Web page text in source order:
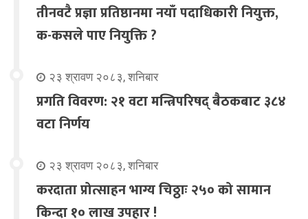
तीनवटै प्रज्ञा प्रतिष्ठानमा नयाँ पदाधिकारी नियुक्त,
क-कसले पाए नियुक्ति ?
२३ श्रावण २०८३, शनिबार
प्रगति विवरण: २१ वटा मन्त्रिपरिषद् बैठकबाट ३८४
वटा निर्णय
२३ श्रावण २०८३, शनिबार
करदाता प्रोत्साहन भाग्य चिठ्ठाः २५० को सामान
किन्दा १० लाख उपहार !